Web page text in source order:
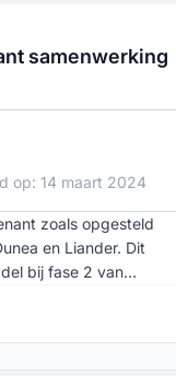
samenwerking
op: 14 maart 2024
zoals opgesteld
en Liander. Dit
bij fase 2 van
de boven- en